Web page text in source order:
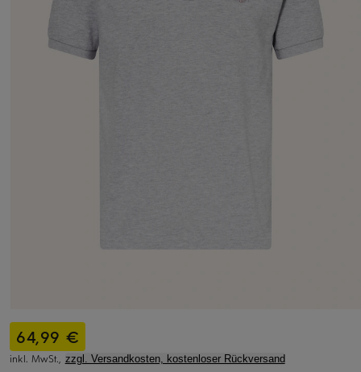
64,99 €
inkl. MwSt., zzgl. Versandkosten, kostenloser Rückversand